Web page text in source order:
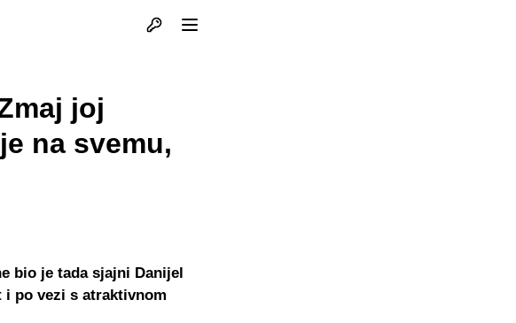
Otvori profil
joj
na svemu,
bio je tada sjajni Danijel
i po vezi s atraktivnom